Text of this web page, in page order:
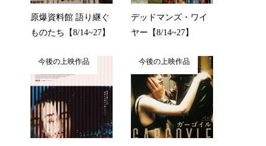
原爆資料館 語り継ぐ
ものたち【8/14~27】
デッドマンズ・ワイ
ヤー【8/14~27】
今後の上映作品 今後の上映作品